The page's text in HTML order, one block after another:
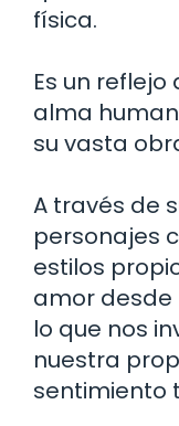
física.
Es un
alma
su vasta
A través de
personajes
estilos
amor desde
lo que nos
nuestra
sentimiento